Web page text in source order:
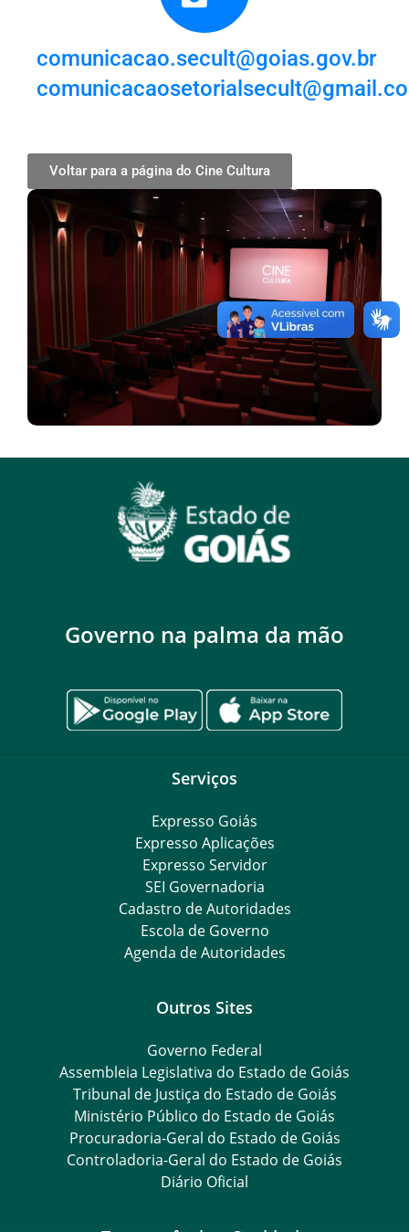
comunicacao.secult@goias.gov.br
Voltar para a página do Cine Cultura
Governo na palma da mão
Serviços
Expresso Goiás
Expresso Aplicações
Expresso Servidor
SEI Governadoria
Cadastro de Autoridades
Escola de Governo
Agenda de Autoridades
Outros Sites
Governo Federal
Assembleia Legislativa do Estado de Goiás
Tribunal de Justiça do Estado de Goiás
Ministério Público do Estado de Goiás
Procuradoria-Geral do Estado de Goiás
Controladoria-Geral do Estado de Goiás
Diário Oficial